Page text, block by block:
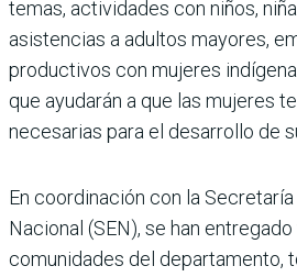
temas, actividades con niños,
asistencias a adultos mayores,
productivos con mujeres
que ayudarán a que las mujeres
necesarias para el desarrollo de
En coordinación con la
Nacional (SEN), se han
comunidades del departamento,